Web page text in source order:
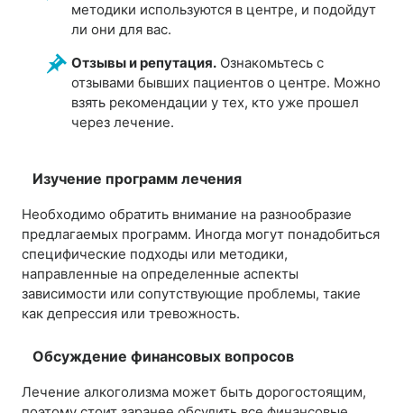
методики используются в центре, и подойдут
ли они для вас.
Отзывы и репутация. Ознакомьтесь с
отзывами бывших пациентов о центре. Можно
взять рекомендации у тех, кто уже прошел
через лечение.
Изучение программ лечения
Необходимо обратить внимание на разнообразие
предлагаемых программ. Иногда могут понадобиться
специфические подходы или методики,
направленные на определенные аспекты
зависимости или сопутствующие проблемы, такие
как депрессия или тревожность.
Обсуждение финансовых вопросов
Лечение алкоголизма может быть дорогостоящим,